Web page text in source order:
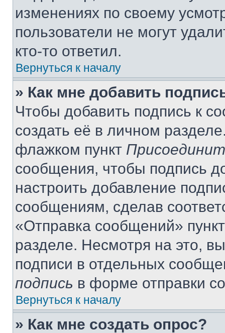
изменениях по своему
пользователи не могут
кто-то ответил.
Вернуться к началу
» Как мне добавить
Чтобы добавить подпись к
создать её в личном
флажком пункт
сообщения, чтобы подпись
настроить добавление
сообщениям, сделав
«Отправка сообщений»
разделе. Несмотря на это,
подписи в отдельных
подпись в форме отправки
Вернуться к началу
» Как мне создать опрос?